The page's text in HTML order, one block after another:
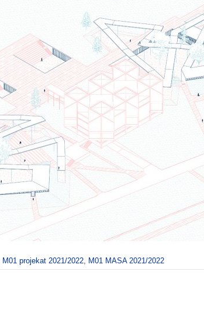
M01 projekat 2021/2022, M01 MASA 2021/2022